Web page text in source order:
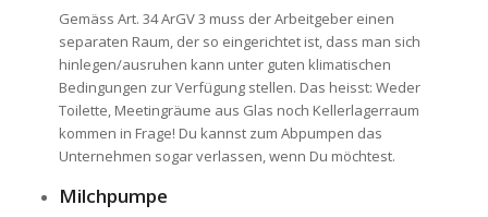
Gemäss Art. 34 ArGV 3 muss der Arbeitgeber einen
separaten Raum, der so eingerichtet ist, dass man sich
hinlegen/ausruhen kann unter guten klimatischen
Bedingungen zur Verfügung stellen. Das heisst: Weder
Toilette, Meetingräume aus Glas noch Kellerlagerraum
kommen in Frage! Du kannst zum Abpumpen das
Unternehmen sogar verlassen, wenn Du möchtest.
Milchpumpe